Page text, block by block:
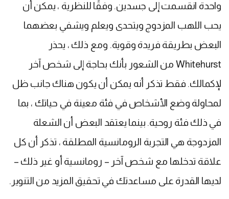
واحدة انقسمت إلى جسدين. وفقًا للنظرية ، يمكن أن
يحب اللهب المزدوج ويتحدى ويعلم ويشفي بعضهما
البعض بطريقة فريدة وقوية. ومع ذلك ، يحذر
Whitehurst من الشعور بأنك بحاجة إلى شخص آخر
لإكمالك. فقط تذكر أنه يمكن أن يكون هناك جانب ظل
لمحاولة وضع الأشخاص في فئة معينة في حياتك ، بما
في ذلك فئة روحية. بينما يعتقد البعض أن الشعلة
المزدوجة هي التجربة الرومانسية المطلقة ، تذكر أن كل
علاقة تدخلها مع شخص آخر – رومانسية أو غير ذلك –
لديها القدرة على مساعدتك في تحقيق المزيد من التنوير.